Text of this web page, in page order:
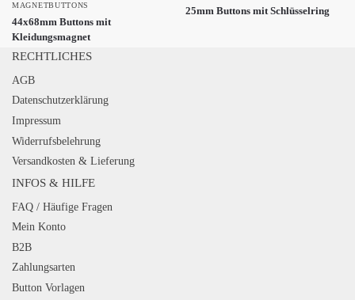
MAGNETBUTTONS
44x68mm Buttons mit
Kleidungsmagnet
25mm Buttons mit Schlüsselring
RECHTLICHES
AGB
Datenschutzerklärung
Impressum
Widerrufsbelehrung
Versandkosten & Lieferung
INFOS & HILFE
FAQ / Häufige Fragen
Mein Konto
B2B
Zahlungsarten
Button Vorlagen